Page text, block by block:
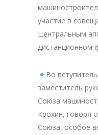
участие в
Центральным
дистанционном
Во
заместитель
Союза
Крохин, говоря
Союза, особое